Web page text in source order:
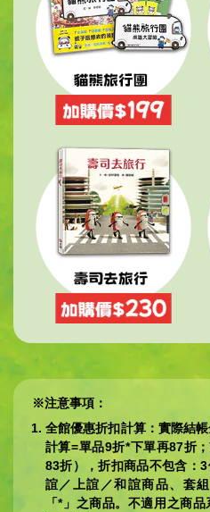
※注意事項：
全館優惠折扣計算：實際結
計算=單品9折*下單再87折
83折），折扣商品不包含：
誼／上誼／和誼商品、套
「*」之商品。不適用之商